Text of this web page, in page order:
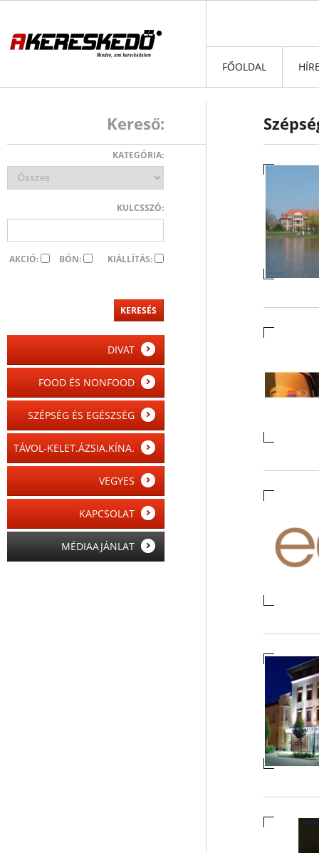
FŐOLDAL
Kereső:
KATEGÓRIA:
KULCSSZÓ:
AKCIÓ: BÓN: KIÁLLÍTÁS:
DIVAT
FOOD ÉS NONFOOD
SZÉPSÉG ÉS EGÉSZSÉG
TÁVOL-KELET.ÁZSIA.KÍNA.
VEGYES
KAPCSOLAT
MÉDIAAJÁNLAT